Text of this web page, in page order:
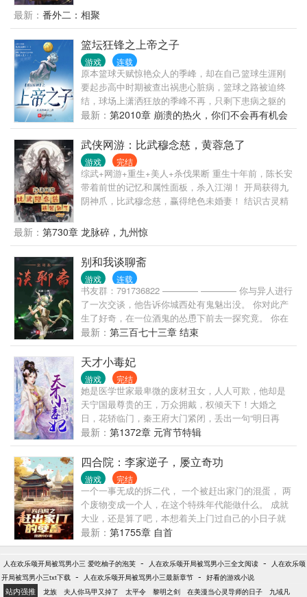
雨浩谢谢你，是你改变了我的命运。古月娜：正因为
恩，我愿意......唐三：本来以为我才是背后的执棋者，
却没想到被霍雨浩秒到渣都不剩啊！
条：伤害转化为真实伤害。 璀璨级词条：抽取自身能
力反哺现实。 璀璨级词条：窃取BOSS专长。 璀璨级
词条：击杀野怪提供基础生命值。 ...... 凭借一手毁天
灭地雷电术，陈北玄横扫全球，踏上巅峰。 别人还在
新手村，他已经杀穿20级隐藏副本。 随着游戏逐渐降
临现实，陈北玄重新站起，万界震惊！ 魔神：“小小女
娃，竟敢到此！” 小鹿：“我爷爷是陈北玄！” 魔
神：“......哎呦，真是大水冲了龙王庙，您想去哪，我
背您去...”
最新： 番外二：相聚
篮坛狂锋之上帝之子
游戏 连载
原本篮球天赋惊艳众人的季峰，却在自己篮球生涯刚
要起步高中时期被查出祸患心脏病，篮球之路被迫终
结，球场上潇洒狂放的季峰不再，只剩下患病之躯的
季峰苟延残喘，面对众人的奚落，季峰心有不甘却无
可奈何，然而上帝终究没有放弃他的孩子，上帝之子
系统从天而降，季峰，开始走向自己传奇的篮球人
生！ PS:新书求收藏，求点阅！本书已进入NBA剧
情！
最新： 第2010章 崩溃的热火，你们不会再有机会
了
武侠网游：比武穆念慈，黄蓉急了
游戏 完结
综武+网游+重生+美人+杀伐果断 重生十年前，陈长安
带着前世的记忆和属性面板，杀入江湖！ 开局获得九
阴神爪，比武穆念慈，赢得绝色未婚妻！ 结识古灵精
学真谛，与任盈盈孤舟饮酒。 某一日，毒手仙君陈长
安站在武道巅峰回顾自己的一生。 “我这一生，是爽文
男主的一生。” “练无敌的武功，喝最烈的酒，抱绝色
的佳人，下最毒的手。” 江湖烟雨，醉梦逍遥。 美人
相伴，不亦快哉！
最新： 第730章 龙脉碎，九州惊
别和我谈聊斋
游戏 连载
书友群：791736822 ———— ———— 你与异人进行
了一次交谈，他告诉你城西处有鬼魅出没。 你对此产
生了好奇，在一位酒鬼的怂恿下前去一探究竟。 你在
城西被孤魂击杀..... 胜败乃兵家常事,英雄请重新来
过。 你在等待了一天的时间之后复活了。 你这次去青
云观求取了一张符箓，再次来到了城西。 鬼怪被你灭
杀。 获得奖励：经验*10 你升级了，属性点+1 你将属
性点用在了力量之上，你增加了百斤气力。 灵气复苏
的时代中，世界渐渐混乱，危机到来.... 返乡继承拳馆
的林千仞在一次偶然之中，发现自己手机中的一个单
机游戏《聊斋之旅》出现了一些特殊的变化，自此，
他的人生也开始不再平凡。
最新： 第三百七十三章 结束
天才小毒妃
游戏 完结
她是医学世家最卑微的废材丑女，人人可欺，他却是
天宁国最尊贵的王，万众拥戴，权倾天下！大婚之
日，花轿临门，秦王府大门紧闭，丢出一句“明日再
来”。她孤身一人，踩着自尊一步一步踏入王府大
门…… 殊不知：废材丑女实为貌美天才毒医！ 新婚夜
救刺客，她治完伤又保证：“大哥，你赶紧走吧，我不
会揭发你的。” 谁知刺客却道：“洞房花烛夜，你要本
王去哪里？
最新： 第1372章 元宵节特辑
四合院：李家逆子，屡立奇功
游戏 完结
一个一事无成的拆二代， 一个被赶出家门的混蛋， 两
个废物变成一个人，在这个特殊年代能做什么。 成就
大业，还是算了吧，本想着关上门过自己的小日子就
好。 没想到啊，还是来到了传说中的禽满四合院。 结
果禽兽居然是他自己。 顽主、无赖、地下群豪，扰乱
他平静的生活， 余孽、凶犯、鬼魅迪特，让他永不得
安宁， 既然如此，那就用铁拳打出一个宁静的天！
（戾气不重，四合院里剧情不多，多女主。）
最新： 第1755章 自首
人在欢乐颂开局被骂男小三 爱吃柚子的泡芙 - 人在欢乐颂开局被骂男小三全文阅读 -
人在欢乐颂
开局被骂男小三txt下载 - 人在欢乐颂开局被骂男小三最新章节 - 好看的游戏小说
站内强推 龙族 夫人你马甲又掉了 太平令 黎明之剑 在美漫当心灵导师的日子
九域凡